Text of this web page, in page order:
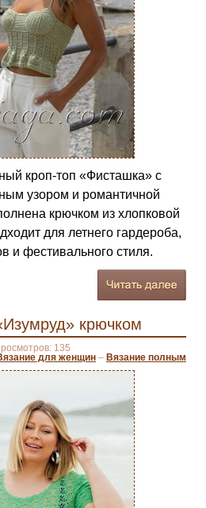
кроп-топ «Фисташка» с
узором и романтичной
крючком из хлопковой
для летнего гардероба,
и фестивального стиля.
крючком
135
для женщин – Вязание полным